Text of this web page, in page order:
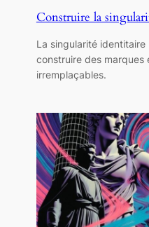
Construire la
La singularité
construire des marques
irremplaçables.